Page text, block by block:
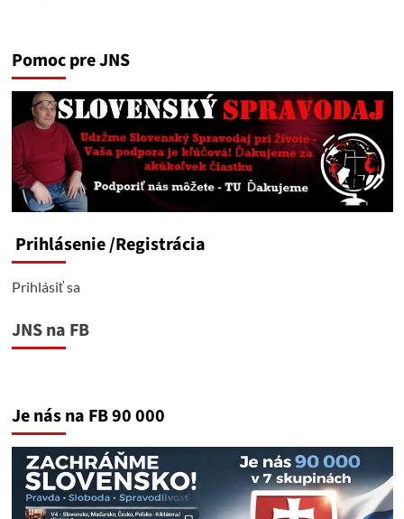
Kto
Ukrajinu,
podporuje
Pomoc pre JNS
Prihlásenie/Registrácia
Prihlásiť sa
JNS na FB
Je nás na FB 90 000